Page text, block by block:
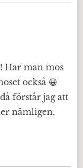
Har man mos
också 😀
förstår jag att
nämligen.